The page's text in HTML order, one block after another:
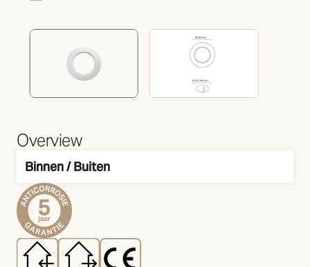
Overview
Montage
Binnen / Buiten